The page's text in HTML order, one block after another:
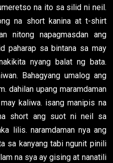
na ito sa silid ni neil.
na short kanina at t-shirt
nitong napagmasdan ang
paharap sa bintana sa may
nyang balat ng bata.
Bahagyang umalog ang
dahilan upang maramdaman
kaliwa. isang manipis na
short ang suot ni neil sa
lilis. naramdaman nya ang
sa kanyang tabi ngunit pinili
na sya ay gising at nanatili